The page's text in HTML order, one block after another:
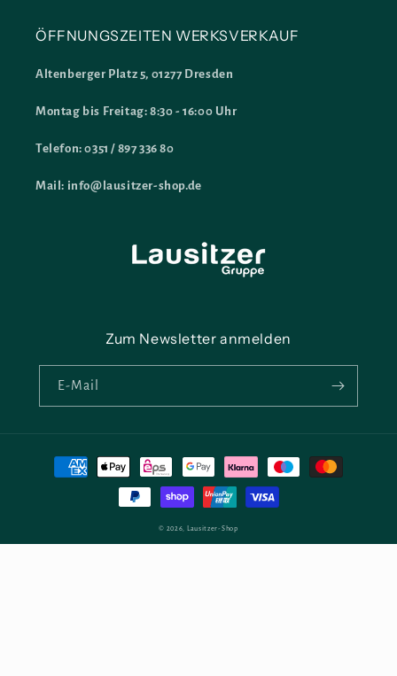
ÖFFNUNGSZEITEN WERKSVERKAUF
Altenberger Platz 5, 01277 Dresden
Montag bis Freitag: 8:30 - 16:00 Uhr
Telefon: 0351 / 897 336 80
Mail: info@lausitzer-shop.de
Zum Newsletter anmelden
E-Mail
Zahlungsmethoden
© 2026, Lausitzer-Shop